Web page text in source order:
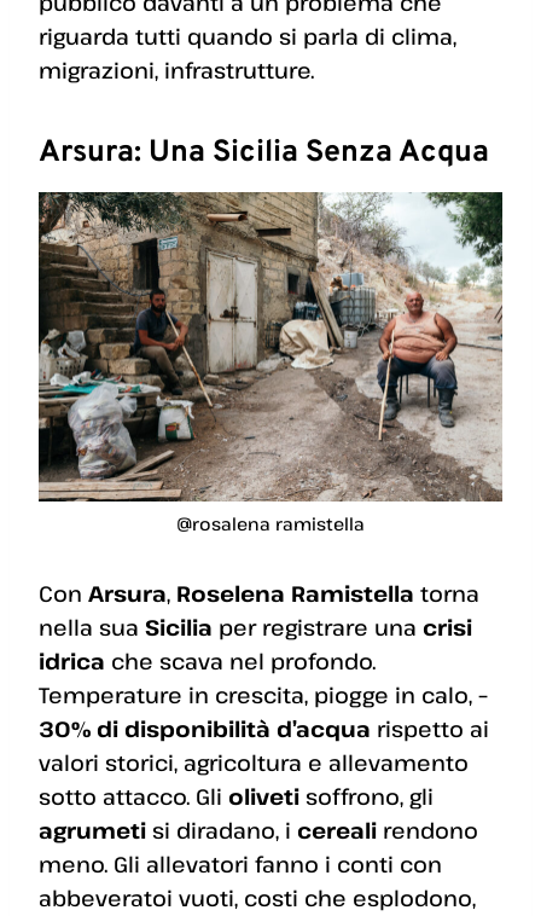
riguarda tutti quando si parla di clima,
migrazioni, infrastrutture.
Arsura: Una Sicilia Senza Acqua
@rosalena ramistella
Con Arsura, Roselena Ramistella torna
nella sua Sicilia per registrare una crisi
idrica che scava nel profondo.
Temperature in crescita, piogge in calo, –
30% di disponibilità d’acqua rispetto ai
valori storici, agricoltura e allevamento
sotto attacco. Gli oliveti soffrono, gli
agrumeti si diradano, i cereali rendono
meno. Gli allevatori fanno i conti con
abbeveratoi vuoti, costi che esplodono,